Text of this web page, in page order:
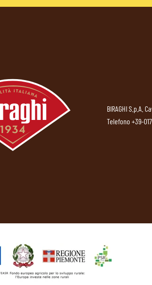
BIRAGHI S.p.A.
Telefono +39-